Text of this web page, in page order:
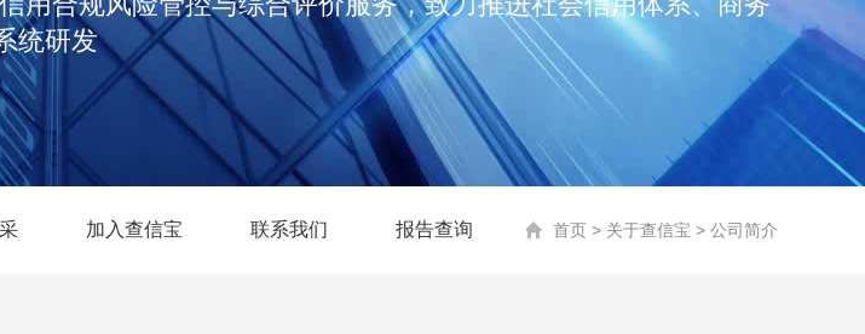
统研发
加入查信宝 联系我们 报告查询 首页 > 关于查信宝 > 公司简介